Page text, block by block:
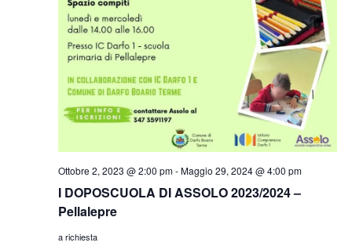
Ottobre 2, 2023 @ 2:00 pm-Maggio 29, 2024 @ 4:00 pm
I DOPOSCUOLA DI ASSOLO 2023/2024 –
Pellalepre
a richiesta